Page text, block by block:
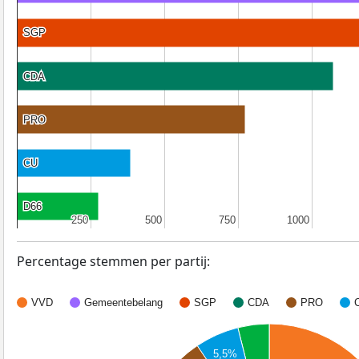
250
250 500
500 750
750 1000
1000
SGP
SGP
CDA
CDA
PRO
PRO
CU
CU
D66
D66
Percentage stemmen per partij:
VVD Gemeentebelang SGP CDA PRO
5,5%